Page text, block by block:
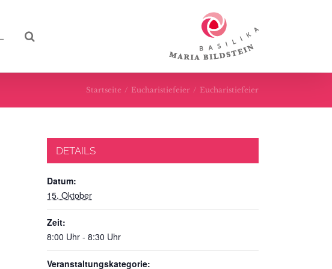
Startseite / Eucharistiefeier / Eucharistiefeier
DETAILS
Datum:
15. Oktober
Zeit:
8:00 Uhr - 8:30 Uhr
Veranstaltungskategorie: